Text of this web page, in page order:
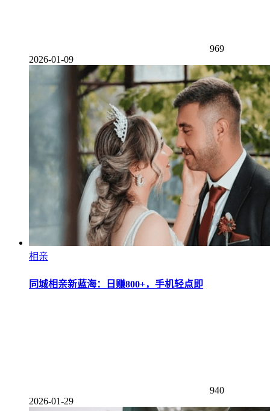
969
2026-01-09
相亲
同城相亲新蓝海：日赚800+，手机轻点即
940
2026-01-29